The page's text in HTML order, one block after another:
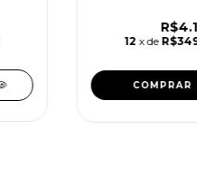
12 x de
COMPRAR